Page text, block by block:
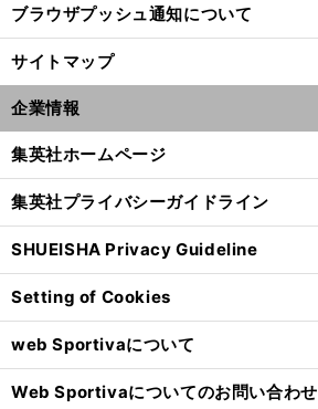
ブラウザプッシュ通知について
サイトマップ
企業情報
集英社ホームページ
集英社プライバシーガイドライン
SHUEISHA Privacy Guideline
Setting of Cookies
web Sportivaについて
Web Sportivaについてのお問い合わせ